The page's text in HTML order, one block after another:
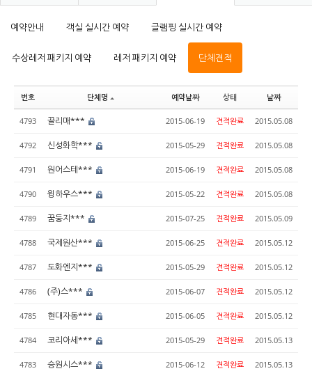
예약안내 객실 실시간 예약 글램핑 실시간 예약
수상레저 패키지 예약 레저 패키지 예약 단체견적
번호 단체명 예약날짜 상태 날짜
4793 끌리매*** 2015-06-19 견적완료 2015.05.08
4792 신성화학*** 2015-05-29 견적완료 2015.05.08
4791 원어스테*** 2015-06-19 견적완료 2015.05.08
4790 윙하우스*** 2015-05-22 견적완료 2015.05.08
4789 꿈둥지*** 2015-07-25 견적완료 2015.05.09
4788 국제원산*** 2015-06-25 견적완료 2015.05.12
4787 도화엔지*** 2015-05-29 견적완료 2015.05.12
4786 (주)스*** 2015-06-07 견적완료 2015.05.12
4785 현대자동*** 2015-06-05 견적완료 2015.05.12
4784 코리아세*** 2015-05-29 견적완료 2015.05.13
4783 승원시스*** 2015-06-12 견적완료 2015.05.13